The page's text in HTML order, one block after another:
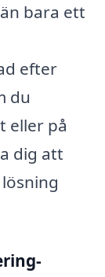
bara ett
efter
du
eller på
dig att